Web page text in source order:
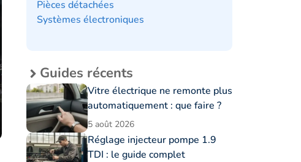
Pièces détachées
Systèmes électroniques
Guides récents
Vitre électrique ne remonte plus
automatiquement : que faire ?
5 août 2026
Réglage injecteur pompe 1.9
TDI : le guide complet